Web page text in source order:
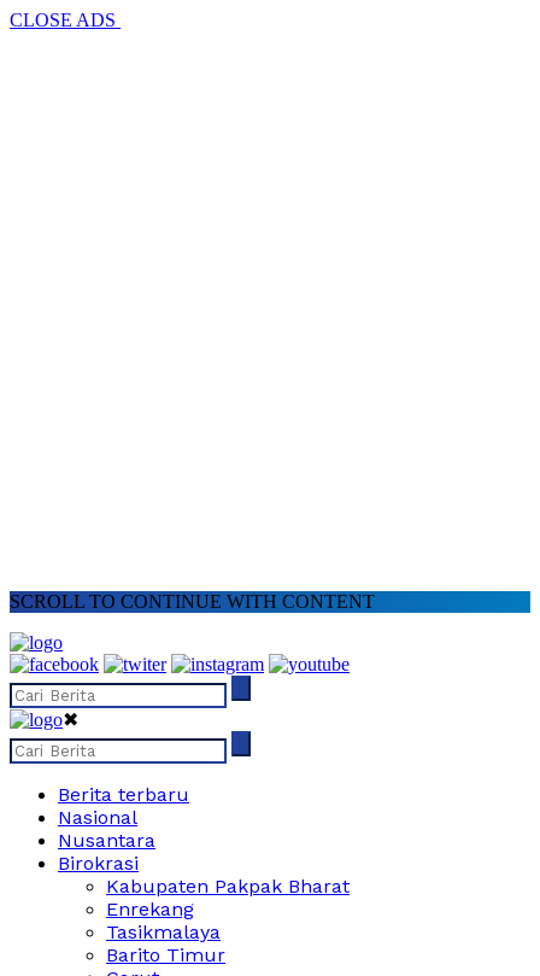
CLOSE ADS
SCROLL TO CONTINUE WITH CONTENT
✖
Berita terbaru
Nasional
Nusantara
Birokrasi
Kabupaten Pakpak Bharat
Enrekang
Tasikmalaya
Barito Timur